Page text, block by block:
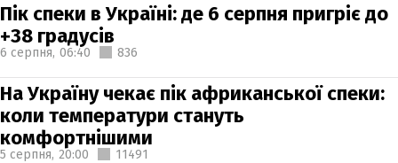
Пік спеки в Україні: де 6 серпня пригріє до
+38 градусів
6 серпня, 06:40 836
На Україну чекає пік африканської спеки:
коли температури стануть
комфортнішими
5 серпня, 20:00 11491